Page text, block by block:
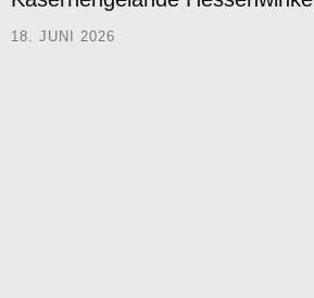
18. JUNI 2026